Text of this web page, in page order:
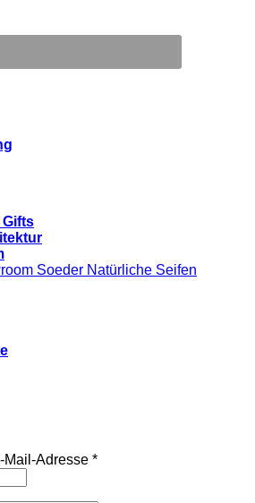
Gifts
Soeder Natürliche Seifen
Mail-Adresse *Erforderlich